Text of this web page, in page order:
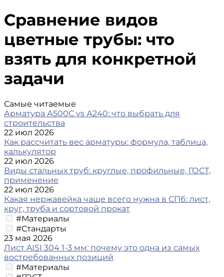
Сравнение видов
цветные трубы: что
взять для конкретной
задачи
Самые читаемые
Арматура А500С vs А240: что выбрать для
строительства
22 июл 2026
Как рассчитать вес арматуры: формула, таблица,
калькулятор
22 июл 2026
Виды стальных труб: круглые, профильные, ГОСТ,
применение
22 июл 2026
Какая нержавейка чаще всего нужна в СПб: лист,
круг, труба и сортовой прокат
#Материалы
#Стандарты
23 мая 2026
Лист AISI 304 1-3 мм: почему это одна из самых
востребованных позиций
#Материалы